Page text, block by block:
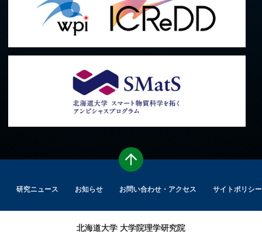
研究ニュース お知らせ お問い合わせ・アクセス サイトポリシー
北海道大学 大学院理学研究院